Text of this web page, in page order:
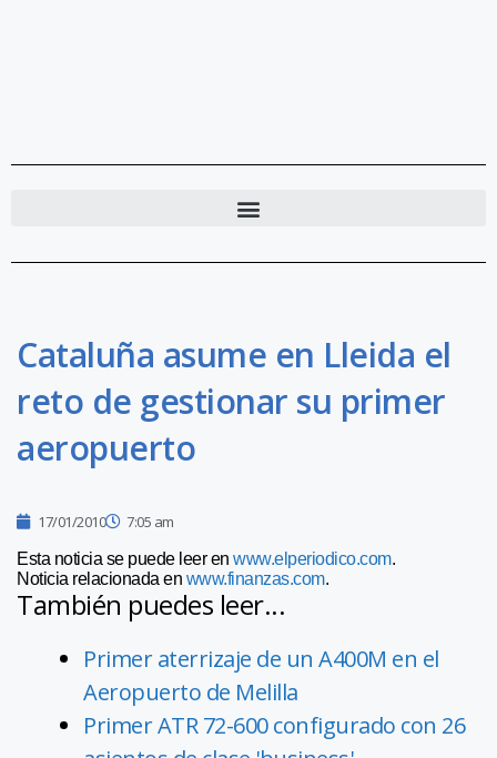
Cataluña asume en Lleida el
reto de gestionar su primer
aeropuerto
17/01/2010 7:05 am
Esta noticia se puede leer en www.elperiodico.com.
Noticia relacionada en www.finanzas.com.
También puedes leer...
Primer aterrizaje de un A400M en el
Aeropuerto de Melilla
Primer ATR 72-600 configurado con 26